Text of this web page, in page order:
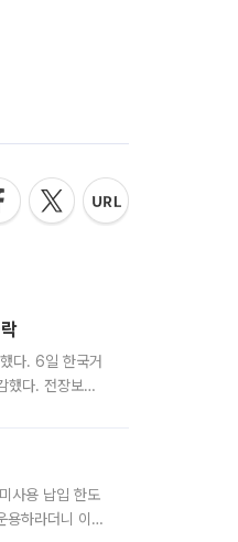
다. 6일 한국거
다. 전장보다
사용 납입 한도
하라더니 이제